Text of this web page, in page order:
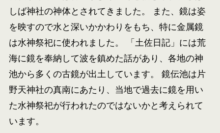
しば神社の神体とされてきました。 また、鏡は姿
を映すので水と深いかかわりをもち、特に金属鏡
は水神祭祀に使われました。 「土佐日記」には荒
海に鏡を奉納して波を鎮めた話があり、各地の神
池から多くの古鏡が出土しています。 鏡伝池は片
野天神社の真南にあたり、当地で過去に鏡を用い
た水神祭祀が行われたのではないかと考えられて
います。